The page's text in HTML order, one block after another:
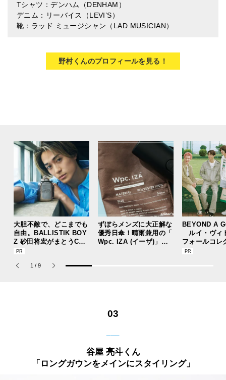
Tシャツ：デンハム（DENHAM）
デニム：リーバイス（LEVI’S）
靴：ラッド ミュージシャン（LAD MUSICIAN）
野村くんのプロフィールを見る！
大胆不敵で、どこまでも
自由。BALLISTIK BOY
Z 砂田将宏がまとうCOA
CHの新作フレグランス
ナム パルファム」
ずぼらメンズに大正解な
優秀日傘！晴雨兼用の「
Wpc. IZA (イーザ)」が
BEYOND A
ルイ・ヴィ
フォールコレ
描くプレッピ
1 / 9
03
谷屋 亮斗くん
「ロングガウンをメインにスタイリング」